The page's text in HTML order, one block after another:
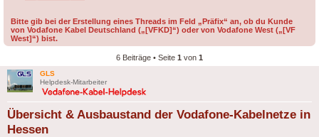
Bitte gib bei der Erstellung eines Threads im Feld „Präfix“ an, ob du Kunde
von Vodafone Kabel Deutschland („[VFKD]“) oder von Vodafone West („[VF
West]“) bist.
6 Beiträge • Seite 1 von 1
GLS
Helpdesk-Mitarbeiter
Übersicht & Ausbaustand der Vodafone-Kabelnetze in
Hessen